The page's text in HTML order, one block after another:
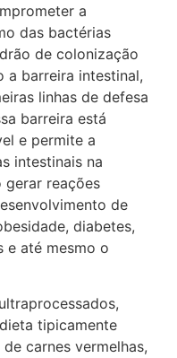
a
das bactérias
de colonização
a barreira intestinal,
linhas de defesa
barreira está
e permite a
intestinais na
gerar reações
de
diabetes,
e até mesmo o
tipicamente
carnes vermelhas,